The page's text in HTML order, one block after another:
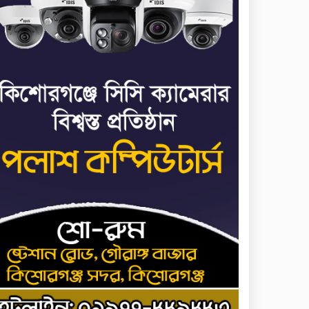
পালানোর ফ্লাইট কীভাবে
মিস করেছিলেন সালমান
এফ রহমান
মৃত্যুদণ্ড বাদ না দেওয়ায়
প্রত্যক্ষদর্শীদের তথ্য দেয়নি
জাতিসংঘ: ট্রাইব্যুনালকে
প্রসিকিউটর
মানবসেবা ফাউন্ডেশনের
আয়োজনে কাফন-দাফন
বিষয়ক বিশেষ প্রশিক্ষণ
১০
৪ বিভাগে অতি ভারি বৃষ্টির
সতর্কবার্তা